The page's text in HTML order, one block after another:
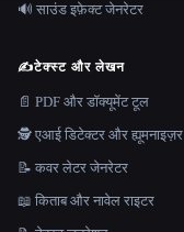
🔊 साउंड इफ़ेक्ट जेनरेटर
✍️टेक्स्ट और लेखन
📄 PDF और डॉक्यूमेंट टूल
🕵️ एआई डिटेक्टर और ह्यूमनाइज़र
📝 कवर लेटर जेनरेटर
📖 किताब और नावेल राइटर